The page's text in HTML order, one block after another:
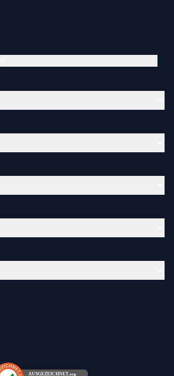
AUSGEZEICHNET .org